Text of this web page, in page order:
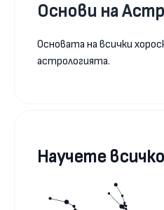
Основи на
Основата на всички
астрологията.
Научете